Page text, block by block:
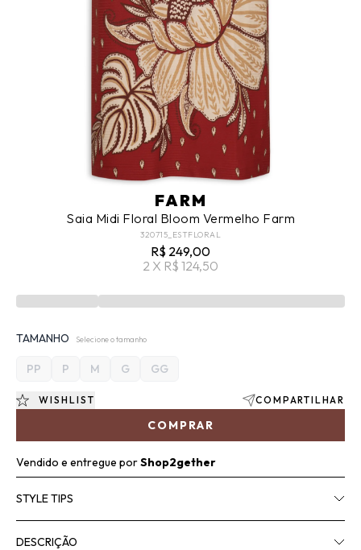
FARM
Saia Midi Floral Bloom Vermelho Farm
320715_ESTFLORAL
R$ 249,00
2 X R$ 124,50
TAMANHO Selecione o tamanho
PP P M G GG
COMPRAR
WISHLIST COMPARTILHAR
Vendido e entregue porShop2gether
STYLE TIPS
DESCRIÇÃO